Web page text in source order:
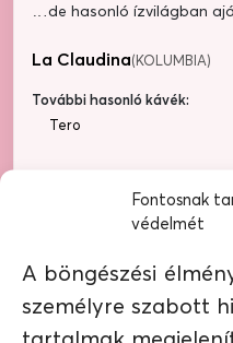
Fontosnak
védelmét
A böngészési
személyre szabott
tartalmak
…de hasonló ízvilágban
La Claudina(KOLUMBIA)
További hasonló kávék:
Tero